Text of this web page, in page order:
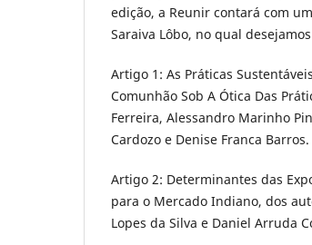
edição, a Reunir contará com
Saraiva Lôbo, no qual
Artigo 1: As Práticas
Comunhão Sob A Ótica Das
Ferreira, Alessandro Marinho
Cardozo e Denise Franca Barros.
Artigo 2: Determinantes das
para o Mercado Indiano, dos
Lopes da Silva e Daniel Arruda